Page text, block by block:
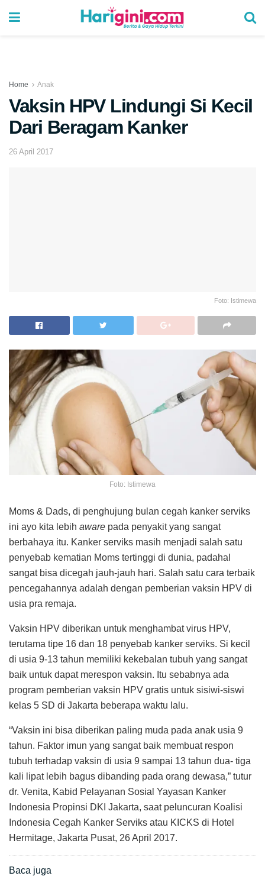
Home Anak
Vaksin HPV Lindungi Si Kecil
Dari Beragam Kanker
26 April 2017
Foto: Istimewa
Foto: Istimewa
Moms & Dads, di penghujung bulan cegah kanker serviks
ini ayo kita lebih aware pada penyakit yang sangat
berbahaya itu. Kanker serviks masih menjadi salah satu
penyebab kematian Moms tertinggi di dunia, padahal
sangat bisa dicegah jauh-jauh hari. Salah satu cara terbaik
pencegahannya adalah dengan pemberian vaksin HPV di
usia pra remaja.
Vaksin HPV diberikan untuk menghambat virus HPV,
terutama tipe 16 dan 18 penyebab kanker serviks. Si kecil
di usia 9-13 tahun memiliki kekebalan tubuh yang sangat
baik untuk dapat merespon vaksin. Itu sebabnya ada
program pemberian vaksin HPV gratis untuk sisiwi-siswi
kelas 5 SD di Jakarta beberapa waktu lalu.
“Vaksin ini bisa diberikan paling muda pada anak usia 9
tahun. Faktor imun yang sangat baik membuat respon
tubuh terhadap vaksin di usia 9 sampai 13 tahun dua- tiga
kali lipat lebih bagus dibanding pada orang dewasa,” tutur
dr. Venita, Kabid Pelayanan Sosial Yayasan Kanker
Indonesia Propinsi DKI Jakarta, saat peluncuran Koalisi
Indonesia Cegah Kanker Serviks atau KICKS di Hotel
Hermitage, Jakarta Pusat, 26 April 2017.
Baca juga